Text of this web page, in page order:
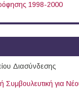
1998-2000
Διασύνδεσης
Συμβουλευτική για